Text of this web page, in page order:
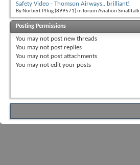
Safety Video - Thomson Airways.. brilliant!
By Norbert Pflug (899571) in forum Aviation Smalltalk
Posting Permissions
You may not post new threads
You may not post replies
You may not post attachments
You may not edit your posts